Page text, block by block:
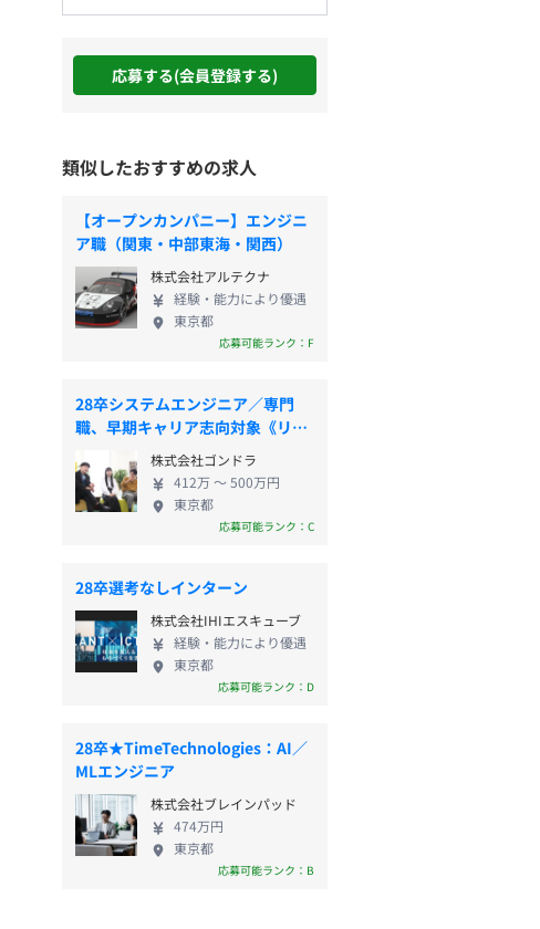
応募する(会員登録する)
類似したおすすめの求人
【オープンカンパニー】エンジニ
ア職（関東・中部東海・関西）
株式会社アルテクナ
経験・能力により優遇
東京都
応募可能ランク：F
28卒システムエンジニア／専門
職、早期キャリア志向対象《リフ
株式会社ゴンドラ
412万 〜 500万円
東京都
応募可能ランク：C
28卒選考なしインターン
株式会社IHIエスキューブ
経験・能力により優遇
東京都
応募可能ランク：D
28卒★TimeTechnologies：AI／
MLエンジニア
株式会社ブレインパッド
474万円
東京都
応募可能ランク：B